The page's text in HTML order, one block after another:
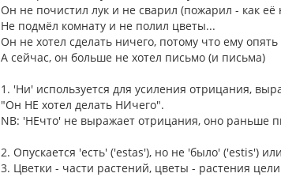
Он не почистил лук и не сварил (пожарил - как
Не подмёл комнату и не полил цветы...
Он не хотел сделать ничего, потому что ему
А сейчас, он больше не хотел письмо (и письма)
1. 'Ни' используется для усиления отрицания,
"Он НЕ хотел делать НИчего".
NB: 'НЕчто' не выражает отрицания, оно раньше
2. Опускается 'есть' ('estas'), но не 'было' ('estis')
3. Цветки - части растений, цветы - растения